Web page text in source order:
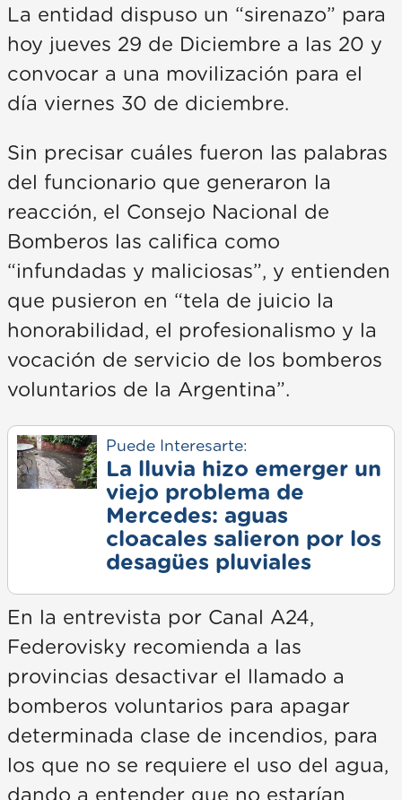
La entidad dispuso un “sirenazo” para
hoy jueves 29 de Diciembre a las 20 y
convocar a una movilización para el
día viernes 30 de diciembre.
Sin precisar cuáles fueron las palabras
del funcionario que generaron la
reacción, el Consejo Nacional de
Bomberos las califica como
“infundadas y maliciosas”, y entienden
que pusieron en “tela de juicio la
honorabilidad, el profesionalismo y la
vocación de servicio de los bomberos
voluntarios de la Argentina”.
Puede Interesarte:
La lluvia hizo emerger un
viejo problema de
Mercedes: aguas
cloacales salieron por los
desagües pluviales
En la entrevista por Canal A24,
Federovisky recomienda a las
provincias desactivar el llamado a
bomberos voluntarios para apagar
determinada clase de incendios, para
los que no se requiere el uso del agua,
dando a entender que no estarían